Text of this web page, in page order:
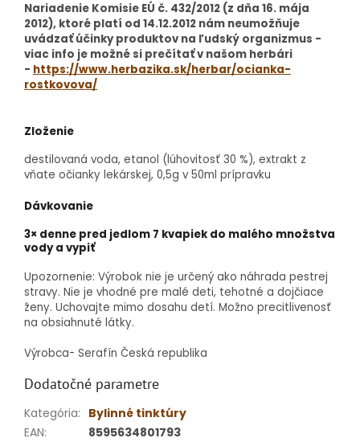
Nariadenie Komisie EÚ č. 432/2012 (z dňa 16. mája
2012), ktoré platí od 14.12.2012 nám neumožňuje
uvádzať účinky produktov na ľudský organizmus -
viac info je možné si prečítať v našom herbári
- https://www.herbazika.sk/herbar/ocianka-
rostkovova/
Zloženie
destilovaná voda, etanol (lúhovitosť 30 %), extrakt z
vňate očianky lekárskej, 0,5g v 50ml prípravku
Dávkovanie
3× denne pred jedlom 7 kvapiek do malého množstva
vody a vypiť
Upozornenie: Výrobok nie je určený ako náhrada pestrej
stravy. Nie je vhodné pre malé deti, tehotné a dojčiace
ženy. Uchovajte mimo dosahu detí. Možno precitlivenosť
na obsiahnuté látky.
Výrobca- Serafín Česká republika
Dodatočné parametre
Kategória: Bylinné tinktúry
EAN: 8595634801793